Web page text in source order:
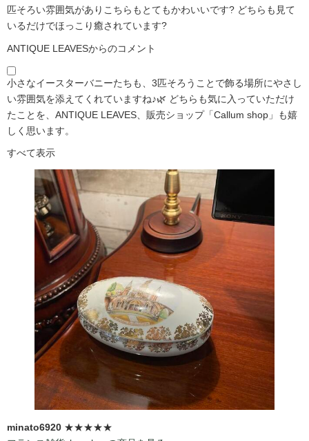
匹そろい雰囲気がありこちらもとてもかわいいです?️ どちらも見て
いるだけでほっこり癒されています?️
ANTIQUE LEAVESからのコメント
小さなイースターバニーたちも、3匹そろうことで飾る場所にやさし
い雰囲気を添えてくれていますね♪🌿 どちらも気に入っていただけ
たことを、ANTIQUE LEAVES、販売ショップ「Callum shop」も嬉
しく思います。
すべて表示
minato6920 ★★★★★